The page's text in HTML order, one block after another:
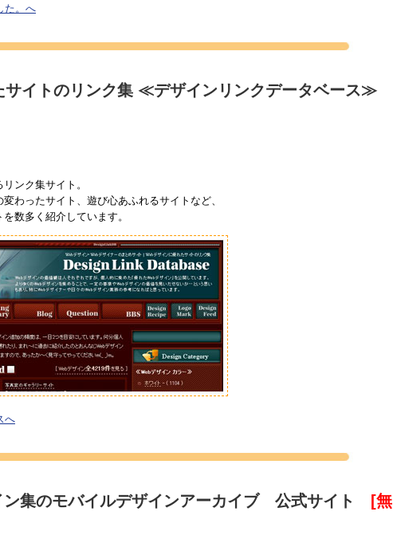
た。へ
サイトのリンク集 ≪デザインリンクデータベース≫
ンク集サイト。
わったサイト、遊び心あふれるサイトなど、
数多く紹介しています。
へ
ン集のモバイルデザインアーカイブ 公式サイト
[無